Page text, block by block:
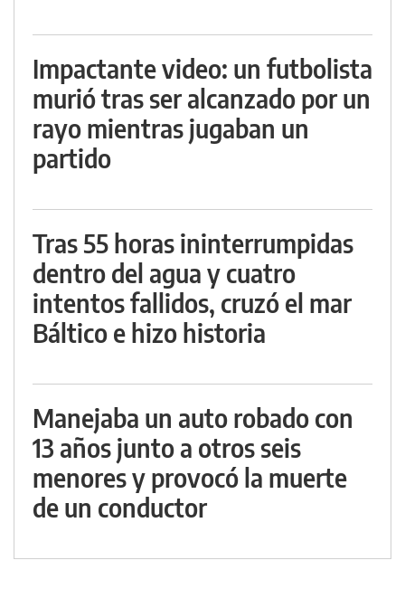
Impactante video: un futbolista
murió tras ser alcanzado por un
rayo mientras jugaban un
partido
Tras 55 horas ininterrumpidas
dentro del agua y cuatro
intentos fallidos, cruzó el mar
Báltico e hizo historia
Manejaba un auto robado con
13 años junto a otros seis
menores y provocó la muerte
de un conductor